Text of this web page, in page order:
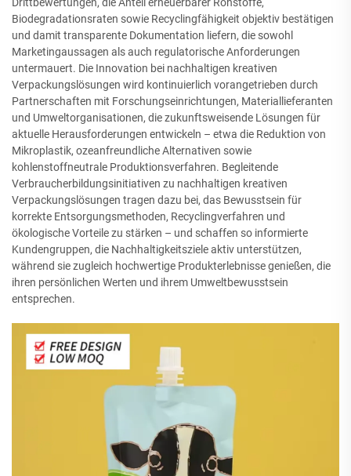
Biodegradationsraten sowie Recyclingfähigkeit objektiv bestätigen
und damit transparente Dokumentation liefern, die sowohl
Marketingaussagen als auch regulatorische Anforderungen
untermauert. Die Innovation bei nachhaltigen kreativen
Verpackungslösungen wird kontinuierlich vorangetrieben durch
Partnerschaften mit Forschungseinrichtungen, Materiallieferanten
und Umweltorganisationen, die zukunftsweisende Lösungen für
aktuelle Herausforderungen entwickeln – etwa die Reduktion von
Mikroplastik, ozeanfreundliche Alternativen sowie
kohlenstoffneutrale Produktionsverfahren. Begleitende
Verbraucherbildungsinitiativen zu nachhaltigen kreativen
Verpackungslösungen tragen dazu bei, das Bewusstsein für
korrekte Entsorgungsmethoden, Recyclingverfahren und
ökologische Vorteile zu stärken – und schaffen so informierte
Kundengruppen, die Nachhaltigkeitsziele aktiv unterstützen,
während sie zugleich hochwertige Produkterlebnisse genießen, die
ihren persönlichen Werten und ihrem Umweltbewusstsein
entsprechen.